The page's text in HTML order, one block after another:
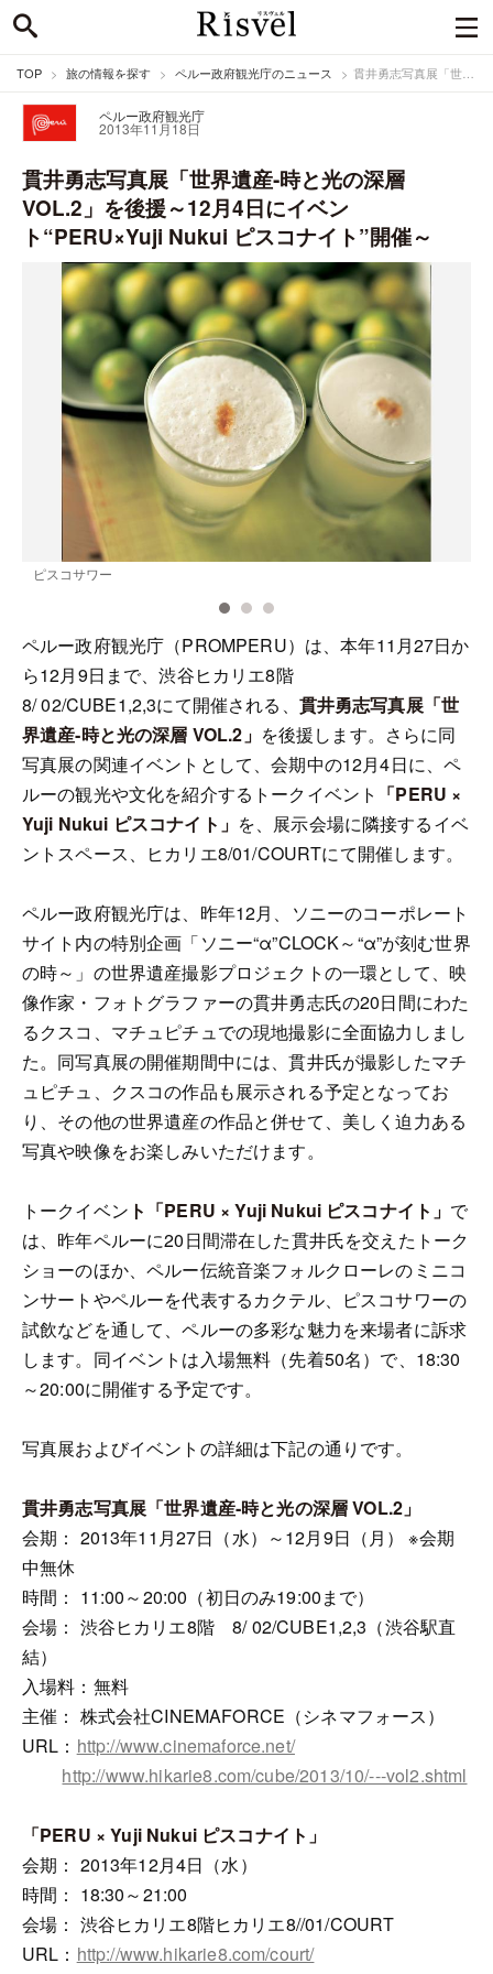
TOP 旅の情報を探す ペルー政府観光庁のニュース 貫井勇志写真展「世界遺産‐時と光の深層 VOL.2」を後援～12月4日にイベント“PERU×Yuji Nukui ピスコナイト”開催～
ペルー政府観光庁
2013年11月18日
貫井勇志写真展「世界遺産‐時と光の深層
VOL.2」を後援～12月4日にイベン
ト“PERU×Yuji Nukui ピスコナイト”開催～
ピスコサワー
ペルー政府観光庁（PROMPERU）は、本年11月27日か
ら12月9日まで、渋谷ヒカリエ8階
8/ 02/CUBE1,2,3にて開催される、 貫井勇志写真展「世
界遺産‐時と光の深層 VOL.2」 を後援します。さらに同
写真展の関連イベントとして、会期中の12月4日に、ペ
ルーの観光や文化を紹介するトークイベント 「PERU ×
Yuji Nukui ピスコナイト」 を、展示会場に隣接するイベ
ントスペース、ヒカリエ8/01/COURTにて開催します。
ペルー政府観光庁は、昨年12月、ソニーのコーポレート
サイト内の特別企画「ソニー“α”CLOCK～“α”が刻む世界
の時～」の世界遺産撮影プロジェクトの一環として、映
像作家・フォトグラファーの貫井勇志氏の20日間にわた
るクスコ、マチュピチュでの現地撮影に全面協力しまし
た。同写真展の開催期間中には、貫井氏が撮影したマチ
ュピチュ、クスコの作品も展示される予定となってお
り、その他の世界遺産の作品と併せて、美しく迫力ある
写真や映像をお楽しみいただけます。
トークイベン ト「PERU × Yuji Nukui ピスコナイト」 で
は、昨年ペルーに20日間滞在した貫井氏を交えたトーク
ショーのほか、ペルー伝統音楽フォルクローレのミニコ
ンサートやペルーを代表するカクテル、ピスコサワーの
試飲などを通して、ペルーの多彩な魅力を来場者に訴求
します。同イベントは入場無料（先着50名）で、18:30
～20:00に開催する予定です。
写真展およびイベントの詳細は下記の通りです。
貫井勇志写真展「世界遺産‐時と光の深層 VOL.2」
会期： 2013年11月27日（水）～12月9日（月） ※会期
中無休
時間： 11:00～20:00（初日のみ19:00まで）
会場： 渋谷ヒカリエ8階 8/ 02/CUBE1,2,3（渋谷駅直
結）
入場料：無料
主催： 株式会社CINEMAFORCE（シネマフォース）
URL： http://www.cinemaforce.net/
http://www.hikarie8.com/cube/2013/10/---vol2.shtml
「PERU × Yuji Nukui ピスコナイト」
会期： 2013年12月4日（水）
時間： 18:30～21:00
会場： 渋谷ヒカリエ8階ヒカリエ8//01/COURT
URL： http://www.hikarie8.com/court/